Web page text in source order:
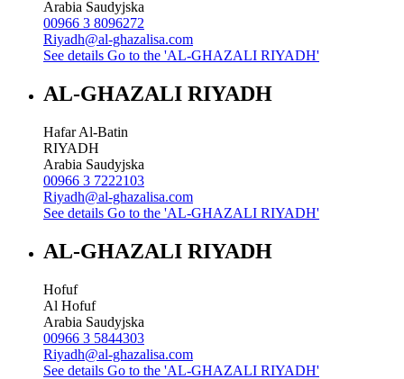
Arabia Saudyjska
00966 3 8096272
Riyadh@al-ghazalisa.com
See details Go to the 'AL-GHAZALI RIYADH'
AL-GHAZALI RIYADH
Hafar Al-Batin
RIYADH
Arabia Saudyjska
00966 3 7222103
Riyadh@al-ghazalisa.com
See details Go to the 'AL-GHAZALI RIYADH'
AL-GHAZALI RIYADH
Hofuf
Al Hofuf
Arabia Saudyjska
00966 3 5844303
Riyadh@al-ghazalisa.com
See details Go to the 'AL-GHAZALI RIYADH'